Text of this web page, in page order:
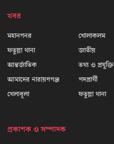
খবর
মহানগনর
ফতুল্লা থানা
আন্তর্জাতিক
আমাদের নারায়ণগঞ্জ
খেলাধূলা
খোলাকলম
জাতীয়
তথ্য ও প্রযুক্তি
পদপ্রার্থী
ফতুল্লা থানা
প্রকাশক ও সম্পাদক